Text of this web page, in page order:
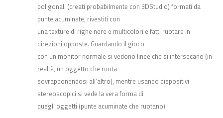
poligonali (creati probabilmente con 3DStudio) formati da
punte acuminate, rivestiti con
una texture di righe nere e multicolori e fatti ruotare in
direzioni opposte. Guardando il gioco
con un monitor normale si vedono linee che si intersecano (in
realtà, un oggetto che ruota
sovrapponendosi all’altro), mentre usando dispositivi
stereoscopici si vede la vera forma di
quegli oggetti (punte acuminate che ruotano).